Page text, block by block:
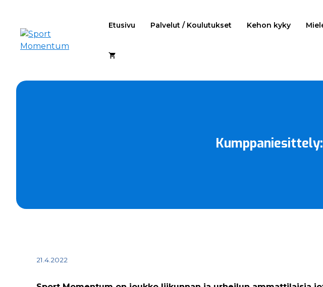
Etusivu Palvelut / Koulutukset Kehon kyky
21.4.2022